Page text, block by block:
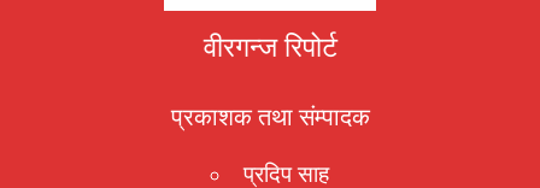
वीरगन्ज रिपोर्ट
प्रकाशक तथा संम्पादक
प्रदिप साह